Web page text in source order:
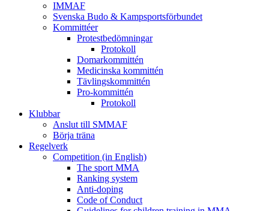
IMMAF
Svenska Budo & Kampsportsförbundet
Kommittéer
Protestbedömningar
Protokoll
Domarkommittén
Medicinska kommittén
Tävlingskommittén
Pro-kommittén
Protokoll
Klubbar
Anslut till SMMAF
Börja träna
Regelverk
Competition (in English)
The sport MMA
Ranking system
Anti-doping
Code of Conduct